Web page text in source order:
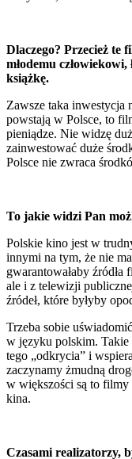
Dlaczego? Przecież te
młodemu
książkę.
Zawsze taka inwestycja
powstają w Polsce, to
pieniądze. Nie widzę
zainwestować duże
Polsce nie zwraca
To jakie widzi Pan
Polskie kino jest w
innymi na tym, że nie
gwarantowałaby
ale i z telewizji
źródeł, które byłyby
Trzeba sobie
w języku polskim. Takie
tego „odkrycia” i
zaczynamy żmudną
w większości są to filmy
kina.
Czasami realizatorzy,